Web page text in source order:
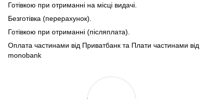
Готівкою при отриманні на місці видачі.
Безготівка (перерахунок).
Готівкою при отриманні (післяплата).
Оплата частинами від Приватбанк та Плати частинами від
monobank